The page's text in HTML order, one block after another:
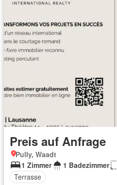
Preis auf Anfrage
Pully, Waadt
1 Zimmer
1 Badezimmer
Terrasse